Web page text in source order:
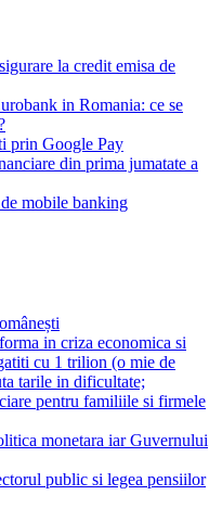
la credit emisa de
in Romania: ce se
prin Google Pay
din prima jumatate a
mobile banking
in criza economica si
cu 1 trilion (o mie de
tarile in dificultate;
pentru familiile si firmele
monetara iar Guvernului
public si legea pensiilor